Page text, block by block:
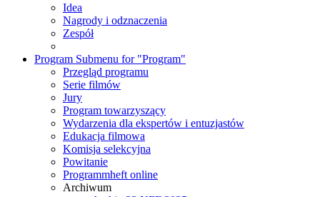
Idea
Nagrody i odznaczenia
Zespół
Program Submenu for "Program"
Przegląd programu
Serie filmów
Jury
Program towarzyszący
Wydarzenia dla ekspertów i entuzjastów
Edukacja filmowa
Komisja selekcyjna
Powitanie
Programmheft online
Archiwum